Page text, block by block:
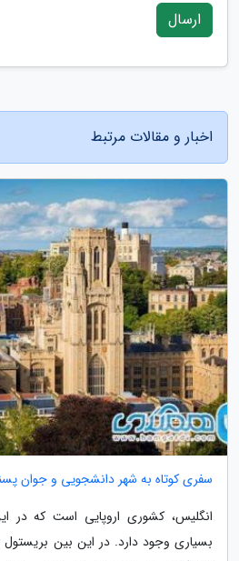
ارسال
اخبار و مقالات مرتبط
سفری کوتاه به شهر دانشجویی و جوان
انگلیس، کشوری اروپایی است که در
بسیاری وجود دارد. در این بین بریستول